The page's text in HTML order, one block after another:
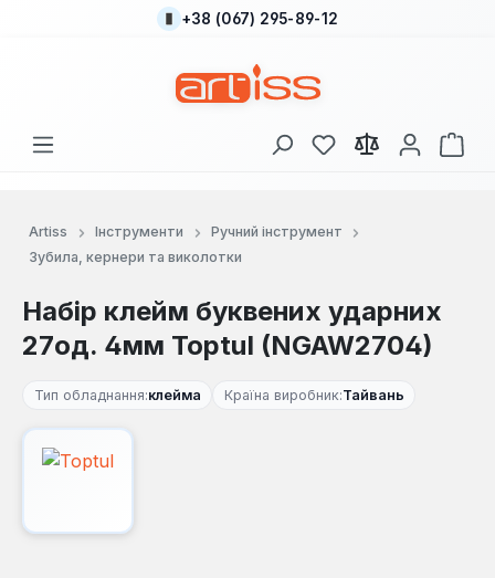
Перейти до основного вмісту
+38 (067) 295-89-12
У вас є 0 у списку
Artiss Інструменти
Ручний інструмент
Зубила, кернери та виколотки
Набір клейм буквених ударних
27од. 4мм Toptul (NGAW2704)
Тип обладнання:клейма Країна виробник:Тайвань